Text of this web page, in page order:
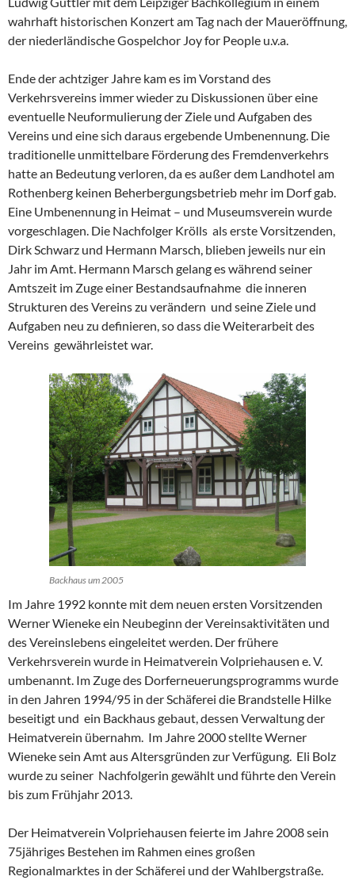
wahrhaft historischen Konzert am Tag nach der Maueröffnung,
der niederländische Gospelchor Joy for People u.v.a.
Ende der achtziger Jahre kam es im Vorstand des
Verkehrsvereins immer wieder zu Diskussionen über eine
eventuelle Neuformulierung der Ziele und Aufgaben des
Vereins und eine sich daraus ergebende Umbenennung. Die
traditionelle unmittelbare Förderung des Fremdenverkehrs
hatte an Bedeutung verloren, da es außer dem Landhotel am
Rothenberg keinen Beherbergungsbetrieb mehr im Dorf gab.
Eine Umbenennung in Heimat – und Museumsverein wurde
vorgeschlagen. Die Nachfolger Krölls als erste Vorsitzenden,
Dirk Schwarz und Hermann Marsch, blieben jeweils nur ein
Jahr im Amt. Hermann Marsch gelang es während seiner
Amtszeit im Zuge einer Bestandsaufnahme die inneren
Strukturen des Vereins zu verändern und seine Ziele und
Aufgaben neu zu definieren, so dass die Weiterarbeit des
Vereins gewährleistet war.
Backhaus um 2005
Im Jahre 1992 konnte mit dem neuen ersten Vorsitzenden
Werner Wieneke ein Neubeginn der Vereinsaktivitäten und
des Vereinslebens eingeleitet werden. Der frühere
Verkehrsverein wurde in Heimatverein Volpriehausen e. V.
umbenannt. Im Zuge des Dorferneuerungsprogramms wurde
in den Jahren 1994/95 in der Schäferei die Brandstelle Hilke
beseitigt und ein Backhaus gebaut, dessen Verwaltung der
Heimatverein übernahm. Im Jahre 2000 stellte Werner
Wieneke sein Amt aus Altersgründen zur Verfügung. Eli Bolz
wurde zu seiner Nachfolgerin gewählt und führte den Verein
bis zum Frühjahr 2013.
Der Heimatverein Volpriehausen feierte im Jahre 2008 sein
75jähriges Bestehen im Rahmen eines großen
Regionalmarktes in der Schäferei und der Wahlbergstraße.